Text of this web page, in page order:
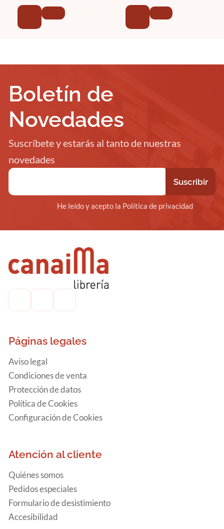
Boletín de
Novedades
Suscríbete y estarás al tanto de nuestras
novedades
He leído y acepto la Política de privacidad
Páginas legales
Aviso legal
Condiciones de venta
Protección de datos
Política de Cookies
Configuración de Cookies
Atención al cliente
Quiénes somos
Pedidos especiales
Formulario de desistimiento
Accesibilidad